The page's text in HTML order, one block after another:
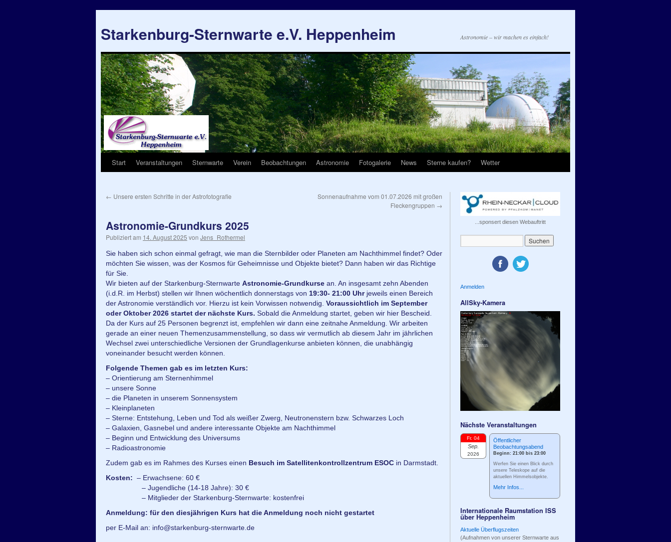
Starkenburg-Sternwarte e.V. Heppenheim Astronomie – wir machen es einfach!
Springe
Inhalt
Start Veranstaltungen Sternwarte Verein Beobachtungen Astronomie Fotogalerie News Sterne kaufen? Wetter
← Unsere ersten Schritte in der Astrofotografie
Sonnenaufnahme vom 01.07.2026 mit großen
Fleckengruppen →
Astronomie-Grundkurs 2025
Publiziert am 14. August 2025 von Jens_Rothermel
Sie haben sich schon einmal gefragt, wie man die Sternbilder oder Planeten am Nachthimmel findet? Oder
möchten Sie wissen, was der Kosmos für Geheimnisse und Objekte bietet? Dann haben wir das Richtige
für Sie.
Wir bieten auf der Starkenburg-Sternwarte Astronomie-Grundkurse an. An insgesamt zehn Abenden
(i.d.R. im Herbst) stellen wir Ihnen wöchentlich donnerstags von 19:30- 21:00 Uhrjeweils einen Bereich
der Astronomie verständlich vor. Hierzu ist kein Vorwissen notwendig. Voraussichtlich im September
oder Oktober 2026 startet der nächste Kurs. Sobald die Anmeldung startet, geben wir hier Bescheid.
Da der Kurs auf 25 Personen begrenzt ist, empfehlen wir dann eine zeitnahe Anmeldung. Wir arbeiten
gerade an einer neuen Themenzusammenstellung, so dass wir vermutlich ab diesem Jahr im jährlichen
Wechsel zwei unterschiedliche Versionen der Grundlagenkurse anbieten können, die unabhängig
voneinander besucht werden können.
Folgende Themen gab es im letzten Kurs:
– Orientierung am Sternenhimmel
– unsere Sonne
– die Planeten in unserem Sonnensystem
– Kleinplaneten
– Sterne: Entstehung, Leben und Tod als weißer Zwerg, Neutronenstern bzw. Schwarzes Loch
– Galaxien, Gasnebel und andere interessante Objekte am Nachthimmel
– Beginn und Entwicklung des Universums
– Radioastronomie
Zudem gab es im Rahmes des Kurses einen Besuch im Satellitenkontrollzentrum ESOC in Darmstadt.
Kosten: – Erwachsene: 60 €
– Jugendliche (14-18 Jahre): 30 €
– Mitglieder der Starkenburg-Sternwarte: kostenfrei
Anmeldung: für den diesjährigen Kurs hat die Anmeldung noch nicht gestartet
per E-Mail an: info@starkenburg-sternwarte.de
...sponsert diesen Webauftritt
Anmelden
AllSky-Kamera
Nächste Veranstaltungen
Fr. 04
Sep.
2026
Öffentlicher
Beobachtungsabend
Beginn: 21:00 bis 23:00
Werfen Sie einen Blick durch
unsere Teleskope auf die
aktuellen Himmelsobjekte.
Mehr Infos...
Internationale Raumstation ISS
über Heppenheim
Aktuelle Überflugszeiten
(Aufnahmen von unserer Sternwarte aus